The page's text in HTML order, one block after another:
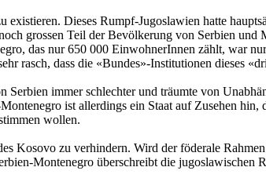
Dieses Rumpf-Jugoslawien hatte
grossen Teil der Bevölkerung von Serbien
das nur 650 000 EinwohnerInnen zählt, war
rasch, dass die «Bundes»-Institutionen dieses
immer schlechter und träumte von
ist allerdings ein Staat auf Zusehen hin,
wollen.
Kosovo zu verhindern. Wird der föderale
Montenegro überschreibt die jugoslawischen